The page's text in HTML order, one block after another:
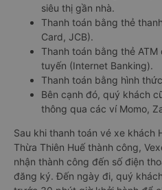
siêu thị gần nhà.
Thanh toán bằng thẻ
Card, JCB).
Thanh toán bằng thẻ
tuyến (Internet Banking).
Thanh toán bằng hình
Bên cạnh đó, quý khách
thông qua các ví Momo,
Sau khi thanh toán vé xe khách
Thừa Thiên Huế thành công,
nhận thành công đến số điện
đăng ký. Đến ngày đi, quý